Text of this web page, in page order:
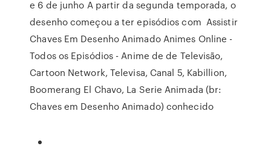
e 6 de junho A partir da segunda temporada, o
desenho começou a ter episódios com Assistir
Chaves Em Desenho Animado Animes Online -
Todos os Episódios - Anime de de Televisão,
Cartoon Network, Televisa, Canal 5, Kabillion,
Boomerang El Chavo, La Serie Animada (br:
Chaves em Desenho Animado) conhecido